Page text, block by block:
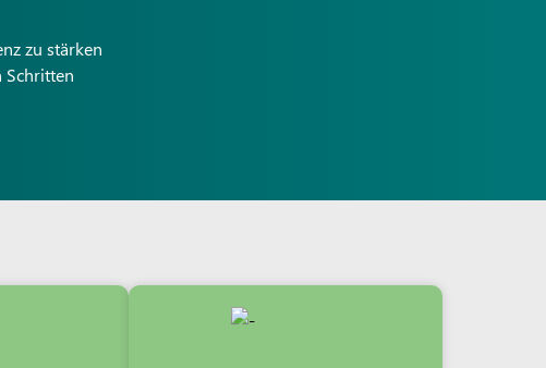
zu stärken
Schritten